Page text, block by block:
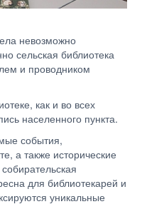
невозможно
сельская библиотека
и проводником
как и во всех
населенного пункта.
события,
а также исторические
для библиотекарей и
уникальные